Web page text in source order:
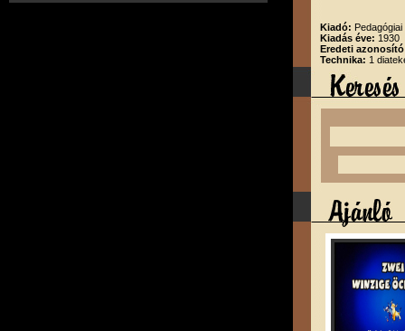
Kiadó:
Kiadás éve: 1930
Eredeti
Technika: 1